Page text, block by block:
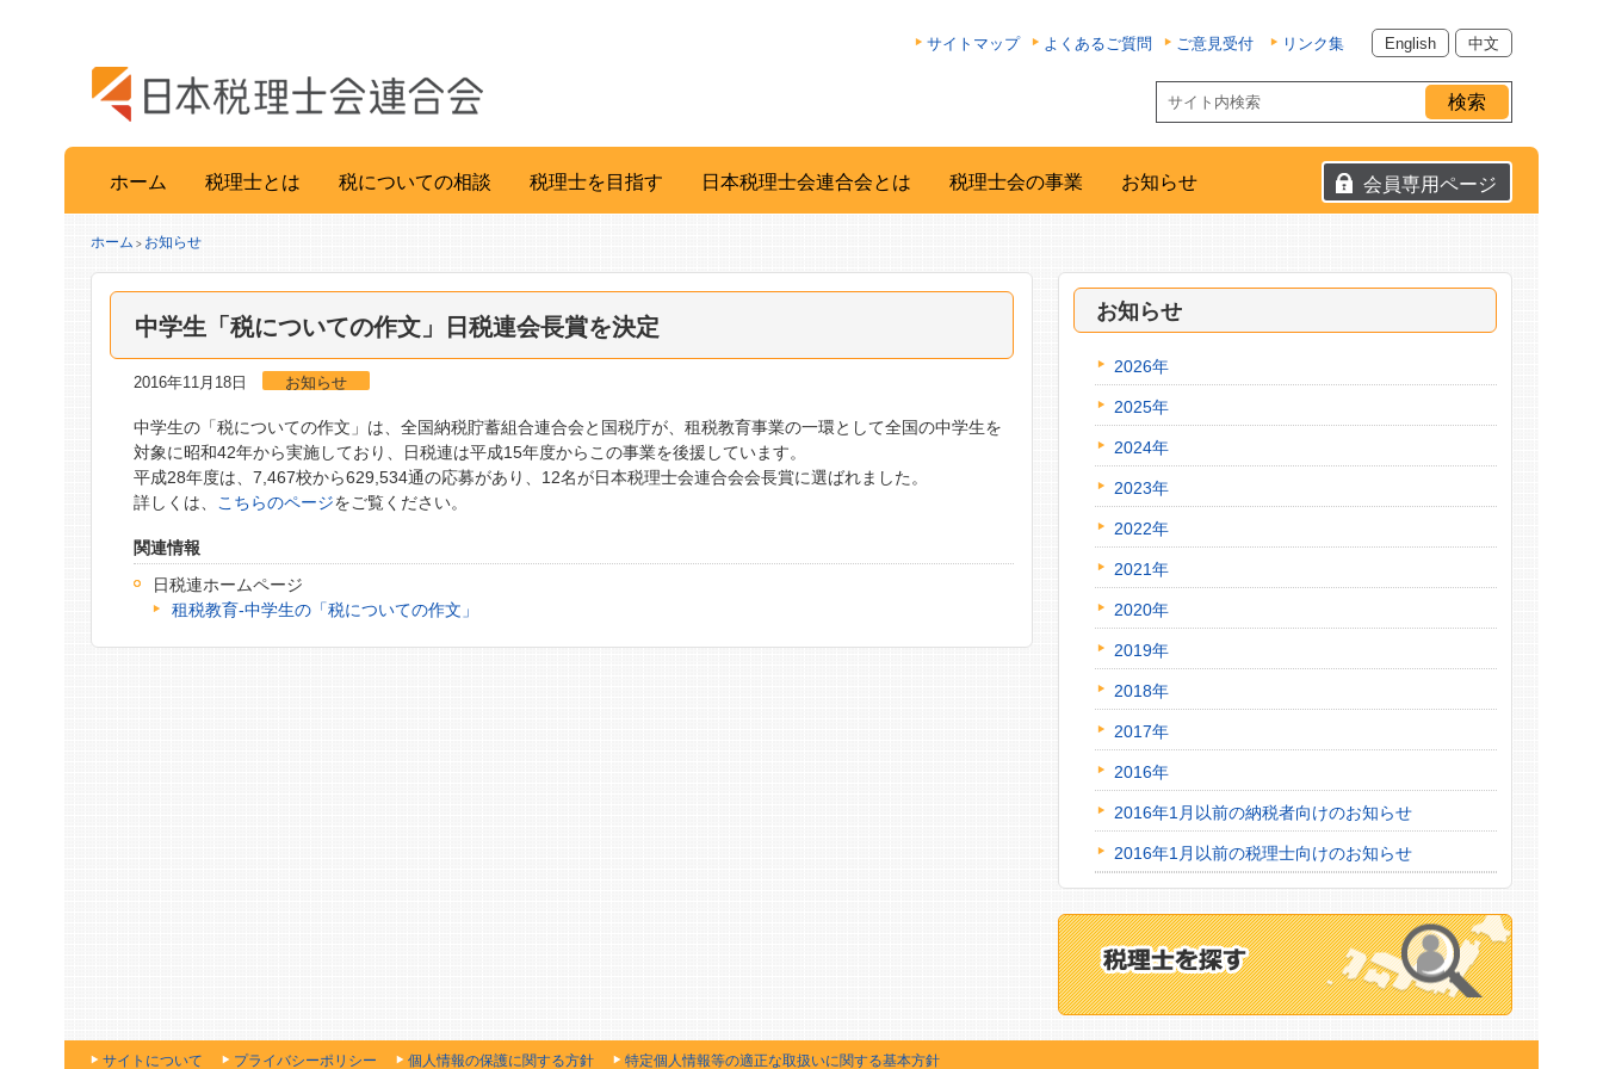
サイトマップ よくあるご質問 ご意見受付 リンク集 English 中文
会員専用ページ
ホーム 税理士とは 税についての相談 税理士を目指す 日本税理士会連合会とは 税理士会の事業 お知らせ
ホーム > お知らせ
中学生「税についての作文」日税連会長賞を決定
2016年11月18日 お知らせ
中学生の「税についての作文」は、全国納税貯蓄組合連合会と国税庁が、租税教育事業の一環として全国の中学生を
対象に昭和42年から実施しており、日税連は平成15年度からこの事業を後援しています。
平成28年度は、7,467校から629,534通の応募があり、12名が日本税理士会連合会会長賞に選ばれました。
詳しくは、
こちらのページをご覧ください。
関連情報
日税連ホームページ
租税教育‐中学生の「税についての作文」
お知らせ
2026年
2025年
2024年
2023年
2022年
2021年
2020年
2019年
2018年
2017年
2016年
2016年1月以前の納税者向けのお知らせ
2016年1月以前の税理士向けのお知らせ
サイトについて プライバシーポリシー 個人情報の保護に関する方針 特定個人情報等の適正な取扱いに関する基本方針